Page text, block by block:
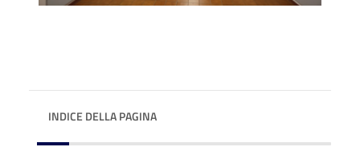
INDICE DELLA PAGINA